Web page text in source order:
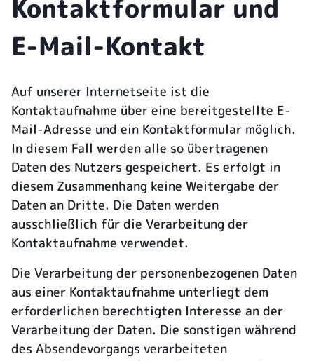
Kontaktformular und
E-Mail-Kontakt
Auf unserer Internetseite ist die
Kontaktaufnahme über eine bereitgestellte E-
Mail-Adresse und ein Kontaktformular möglich.
In diesem Fall werden alle so übertragenen
Daten des Nutzers gespeichert. Es erfolgt in
diesem Zusammenhang keine Weitergabe der
Daten an Dritte. Die Daten werden
ausschließlich für die Verarbeitung der
Kontaktaufnahme verwendet.
Die Verarbeitung der personenbezogenen Daten
aus einer Kontaktaufnahme unterliegt dem
erforderlichen berechtigten Interesse an der
Verarbeitung der Daten. Die sonstigen während
des Absendevorgangs verarbeiteten